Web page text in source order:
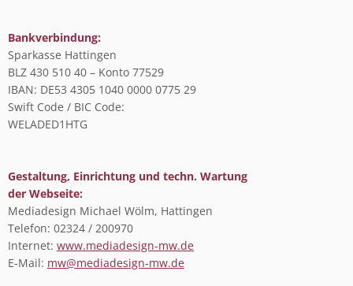
Bankverbindung:
Sparkasse Hattingen
BLZ 430 510 40 – Konto 77529
IBAN: DE53 4305 1040 0000 0775 29
Swift Code / BIC Code:
WELADED1HTG
Gestaltung, Einrichtung und techn. Wartung
der Webseite:
Mediadesign Michael Wölm, Hattingen
Telefon: 02324 / 200970
Internet: www.mediadesign-mw.de
E-Mail: mw@mediadesign-mw.de